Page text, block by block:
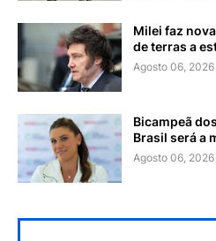
Milei faz
de terras a
Agosto 06, 2026
Bicampeã
Brasil será a
Agosto 06, 2026